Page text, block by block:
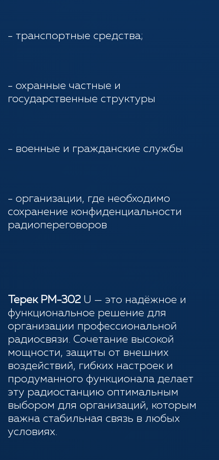
- транспортные средства;
- охранные частные и
государственные структуры
- военные и гражданские службы
- организации, где необходимо
сохранение конфиденциальности
радиопереговоров
Терек РМ-302 U — это надёжное и
функциональное решение для
организации профессиональной
радиосвязи. Сочетание высокой
мощности, защиты от внешних
воздействий, гибких настроек и
продуманного функционала делает
эту радиостанцию оптимальным
выбором для организаций, которым
важна стабильная связь в любых
условиях.